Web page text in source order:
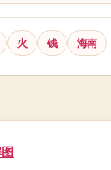
火 钱 海南